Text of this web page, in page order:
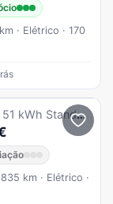
· Elétrico · 170
51 kWh Standard
km · Elétrico ·